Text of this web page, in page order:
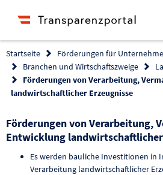
Startseite
Förderungen für
Branchen und Wirtschaftszweige
Förderungen von Verarbeitung,
landwirtschaftlicher Erzeugnisse
Förderungen von Verarbeitung,
Entwicklung
Es werden bauliche Investitionen in
Verarbeitung landwirtschaftlicher